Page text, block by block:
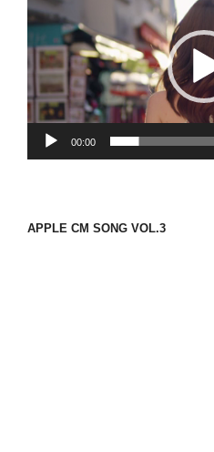
画
プ
レ
ー
ヤ
ー
00:00
APPLE CM SONG VOL.3